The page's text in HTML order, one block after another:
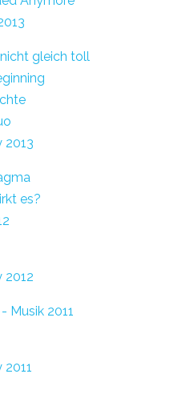
gleich toll
2013
es?
2012
Musik 2011